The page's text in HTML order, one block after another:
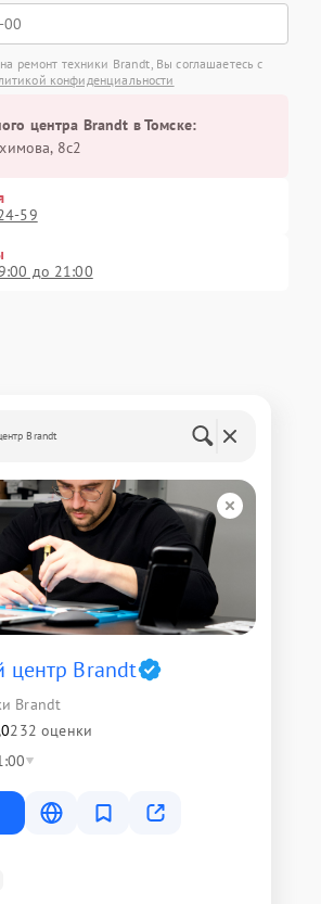
ремонт техники Brandt, Вы соглашаетесь с
конфиденциальности
центра Brandt в Томске:
8с2
59
до 21:00
Brandt
центр Brandt
Brandt
232 оценки